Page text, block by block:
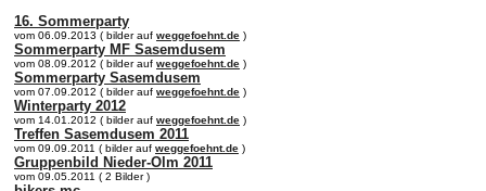
16. Sommerparty
vom 06.09.2013 ( bilder auf weggefoehnt.de )
Sommerparty MF Sasemdusem
vom 08.09.2012 ( bilder auf weggefoehnt.de )
Sommerparty Sasemdusem
vom 07.09.2012 ( bilder auf weggefoehnt.de )
Winterparty 2012
vom 14.01.2012 ( bilder auf weggefoehnt.de )
Treffen Sasemdusem 2011
vom 09.09.2011 ( bilder auf weggefoehnt.de )
Gruppenbild Nieder-Olm 2011
vom 09.05.2011 ( 2 Bilder )